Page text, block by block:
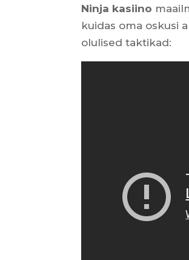
Ninja kasiino
kuidas oma oskusi
olulised taktikad: